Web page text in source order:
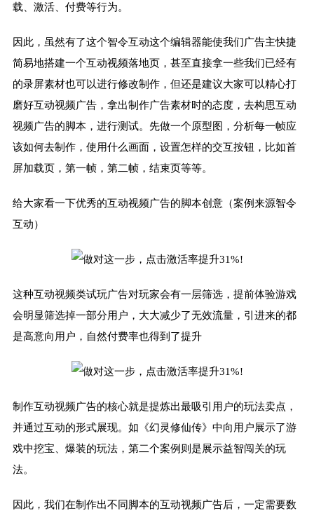
载、激活、付费等行为。
因此，虽然有了这个智令互动这个编辑器能使我们广告主快捷
简易地搭建一个互动视频落地页，甚至直接拿一些我们已经有
的录屏素材也可以进行修改制作，但还是建议大家可以精心打
磨好互动视频广告，拿出制作广告素材时的态度，去构思互动
视频广告的脚本，进行测试。先做一个原型图，分析每一帧应
该如何去制作，使用什么画面，设置怎样的交互按钮，比如首
屏加载页，第一帧，第二帧，结束页等等。
给大家看一下优秀的互动视频广告的脚本创意（案例来源智令
互动）
这种互动视频类试玩广告对玩家会有一层筛选，提前体验游戏
会明显筛选掉一部分用户，大大减少了无效流量，引进来的都
是高意向用户，自然付费率也得到了提升
制作互动视频广告的核心就是提炼出最吸引用户的玩法卖点，
并通过互动的形式展现。如《幻灵修仙传》中向用户展示了游
戏中挖宝、爆装的玩法，第二个案例则是展示益智闯关的玩
法。
因此，我们在制作出不同脚本的互动视频广告后，一定需要数